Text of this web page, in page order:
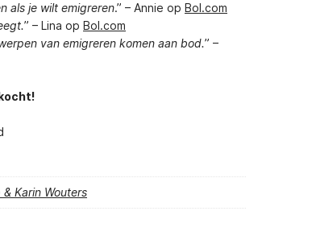
als je wilt emigreren.” – Annie op Bol.com
” – Lina op Bol.com
van emigreren komen aan bod.” –
Karin Wouters